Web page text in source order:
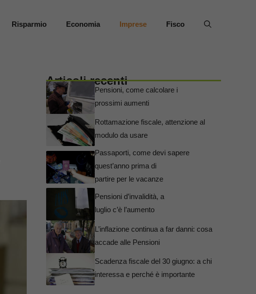
Risparmio Economia Imprese Fisco
Articoli recenti
Pensioni, come calcolare i
prossimi aumenti
Rottamazione fiscale, attenzione al
modulo da usare
Passaporti, come devi sapere
quest’anno prima di
partire per le vacanze
Pensioni d’invalidità, a
luglio c’è l’aumento
L’inflazione continua a far danni: cosa
accade alle Pensioni
Scadenza fiscale del 30 giugno: a chi
interessa e perché è importante